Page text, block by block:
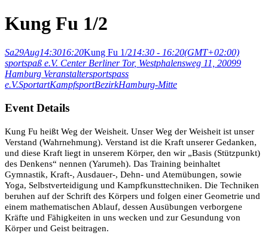
Kung Fu 1/2
Sa29Aug14:3016:20Kung Fu 1/214:30 - 16:20(GMT+02:00)
sportspaß e.V. Center Berliner Tor, Westphalensweg 11, 20099
Hamburg Veranstaltersportspass
e.V.SportartKampfsportBezirkHamburg-Mitte
Event Details
Kung Fu heißt Weg der Weisheit. Unser Weg der Weisheit ist unser
Verstand (Wahrnehmung). Verstand ist die Kraft unserer Gedanken,
und diese Kraft liegt in unserem Körper, den wir „Basis (Stützpunkt)
des Denkens“ nennen (Yarumeh). Das Training beinhaltet
Gymnastik, Kraft-, Ausdauer-, Dehn- und Atemübungen, sowie
Yoga, Selbstverteidigung und Kampfkunsttechniken. Die Techniken
beruhen auf der Schrift des Körpers und folgen einer Geometrie und
einem mathematischen Ablauf, dessen Ausübungen verborgene
Kräfte und Fähigkeiten in uns wecken und zur Gesundung von
Körper und Geist beitragen.